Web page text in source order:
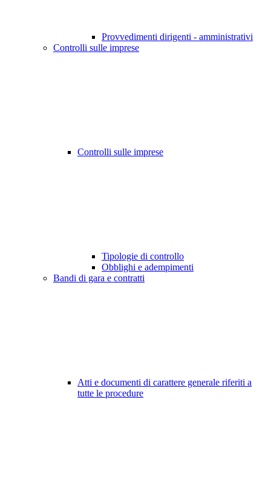
Provvedimenti dirigenti - amministrativi
Controlli sulle imprese
Controlli sulle imprese
Tipologie di controllo
Obblighi e adempimenti
Bandi di gara e contratti
Atti e documenti di carattere generale riferiti a
tutte le procedure